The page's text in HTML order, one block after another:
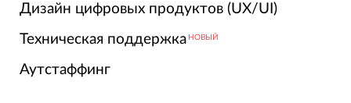
Дизайн цифровых продуктов (UX/UI)
Техническая поддержка НОВЫЙ
Аутстаффинг